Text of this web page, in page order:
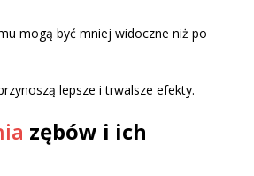
mogą być mniej widoczne niż po
lepsze i trwalsze efekty.
zębów i ich